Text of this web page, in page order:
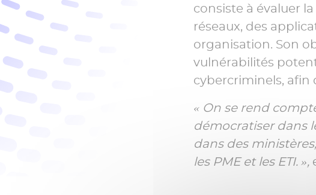
consiste à évaluer
réseaux, des
organisation. Son
vulnérabilités
cybercriminels, afin
« On se rend
démocratiser dans
dans des
les PME et les ETI. »,